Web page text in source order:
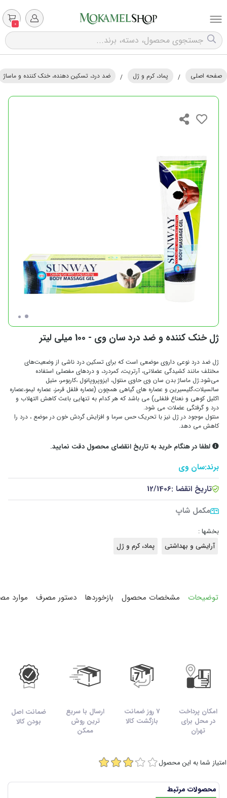
0
صفحه اصلی / پماد، کرم و ژل / ضد درد، تسکین دهنده، خنک کننده و ماساژ
ژل خنک کننده و ضد درد سان وی - 100 میلی لیتر
ژل ضد درد نوعی داروی موضعی است که برای تسکین درد ناشی از وضعیت‌های
مختلف مانند کشیدگی عضلانی، آرتریت، کمردرد، و دردهای مفصلی استفاده
می‌شود.ژل ماساژ بدن سان وی حاوی منتول، ایزوپروپانول ،کاربومر، متیل
سالسیلات،گلیسیرین و عصاره های گیاهی همچون (عصاره فلفل قرمز، عصاره لیمو،عصاره
اکلیل کوهی و نعناع فلفلی) می باشد که هر کدام به تنهایی باعث کاهش التهلاب و
درد و گرفتگی عضلات می شود.
منتول موجود در ژل نیز با تحریک حس سرما و افزایش گردش خون در موضع ، درد را
کاهش می دهد.
لطفا در هنگام خرید به تاریخ انقضای محصول دقت نمایید.
برند:سان وی
تاریخ انقضا :12/1406
مکمل شاپ
بخشها :
آرایشی و بهداشتی
پماد، کرم و ژل
توضیحات مشخصات محصول بازخوردها دستور مصرف موارد
امکان پرداخت
در محل برای
تهران
7 روز ضمانت
بازگشت کالا
ارسال با سریع
ترین روش
ممکن
ضمانت اصل
بودن کالا
امتیاز شما به این محصول
محصولات مرتبط